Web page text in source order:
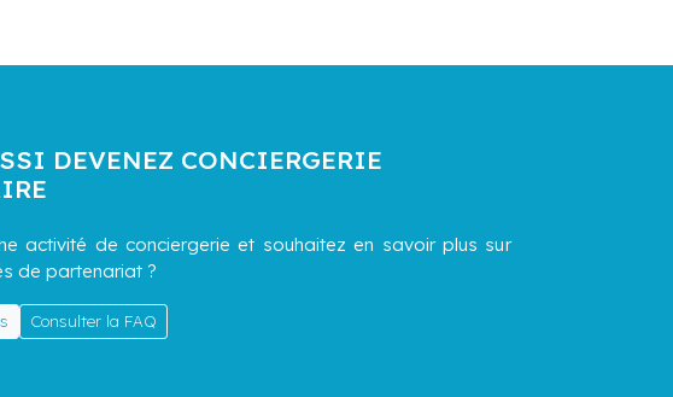
DEVENEZ CONCIERGERIE
activité de conciergerie et souhaitez en savoir plus sur
de partenariat ?
Consulter la FAQ